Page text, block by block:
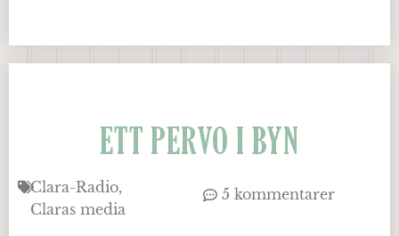
ETT PERVO I BYN
Clara-Radio
Claras media
5 kommentarer